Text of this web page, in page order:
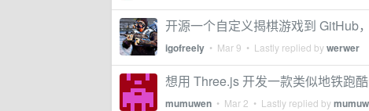
开源一个自定义揭棋游戏到 GitHub
igofreely • Mar 9 • Lastly replied bywerwer
想用 Three.js 开发一款类似地铁跑
mumuwen • Mar 2 • Lastly replied by